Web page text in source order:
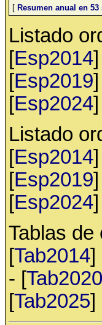
[ Resumen anual en
Listado
[Esp2014
[Esp2019
[Esp2024
Listado
[Esp2014
[Esp2019
[Esp2024
Tablas
[Tab2014]
- [Tab2020
[Tab2025]